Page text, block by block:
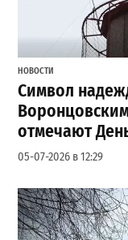
НОВОСТИ
Символ
отмечают
05-07-2026 в 12:29